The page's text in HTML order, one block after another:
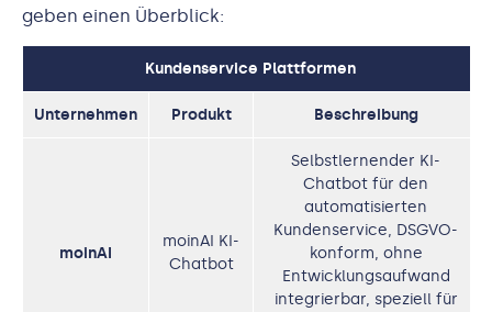
geben einen Überblick:
Kundenservice Plattformen
Unternehmen Produkt Beschreibung
moinAI
moinAI KI-
Chatbot
Selbstlernender KI-
Chatbot für den
automatisierten
Kundenservice, DSGVO-
konform, ohne
Entwicklungsaufwand
integrierbar, speziell für